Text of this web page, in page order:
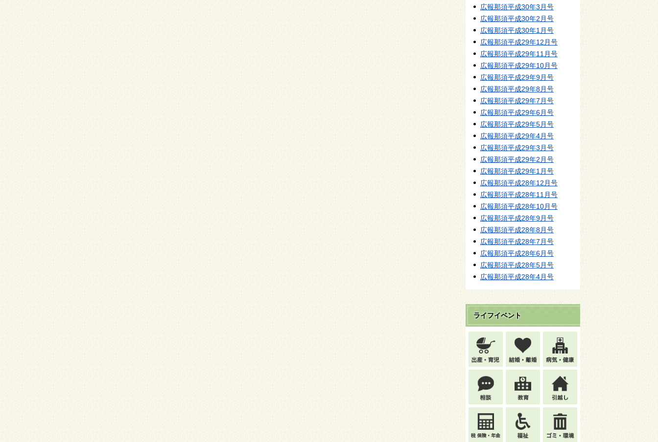
広報那須平成30年3月号
広報那須平成30年2月号
広報那須平成30年1月号
広報那須平成29年12月号
広報那須平成29年11月号
広報那須平成29年10月号
広報那須平成29年9月号
広報那須平成29年8月号
広報那須平成29年7月号
広報那須平成29年6月号
広報那須平成29年5月号
広報那須平成29年4月号
広報那須平成29年3月号
広報那須平成29年2月号
広報那須平成29年1月号
広報那須平成28年12月号
広報那須平成28年11月号
広報那須平成28年10月号
広報那須平成28年9月号
広報那須平成28年8月号
広報那須平成28年7月号
広報那須平成28年6月号
広報那須平成28年5月号
広報那須平成28年4月号
ライフイベント